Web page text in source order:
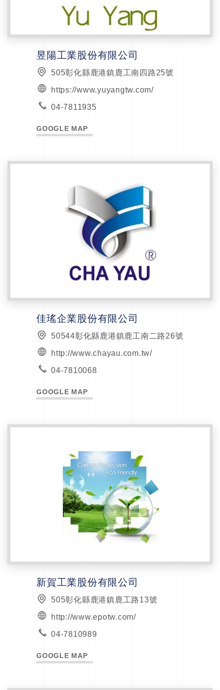
昱陽工業股份有限公司
505彰化縣鹿港鎮鹿工南四路25號
https://www.yuyangtw.com/
04-7811935
GOOGLE MAP
佳瑤企業股份有限公司
50544彰化縣鹿港鎮鹿工南二路26號
http://www.chayau.com.tw/
04-7810068
GOOGLE MAP
新賀工業股份有限公司
505彰化縣鹿港鎮鹿工路13號
http://www.epotw.com/
04-7810989
GOOGLE MAP